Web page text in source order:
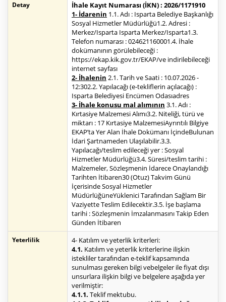
Detay
İhale Kayıt Numarası (İKN) : 2026/1171910
1- İdarenin 1.1. Adı : Isparta Belediye Başkanlığı
Sosyal Hizmetler Müdürlüğü1.2. Adresi :
Merkez/Isparta Isparta Merkez/Isparta1.3.
Telefon numarası : 024621160001.4. İhale
dokümanının görülebileceği :
https://ekap.kik.gov.tr/EKAP/ve indirilebileceği
internet sayfası
2- İhalenin 2.1. Tarih ve Saati : 10.07.2026 -
12:302.2. Yapılacağı (e-tekliflerin açılacağı) :
Isparta Belediyesi Encümen Odasıadres
3- İhale konusu mal alımının 3.1. Adı :
Kırtasiye Malzemesi Alımı3.2. Niteliği, türü ve
miktarı : 17 Kırtasiye MalzemesiAyrıntılı Bilgiye
EKAP’ta Yer Alan İhale Dokümanı İçindeBulunan
İdari Şartnameden Ulaşılabilir.3.3.
Yapılacağı/teslim edileceği yer : Sosyal
Hizmetler Müdürlüğü3.4. Süresi/teslim tarihi :
Malzemeler, Sözleşmenin İdarece Onaylandığı
Tarihten İtibaren30 (Otuz) Takvim Günü
İçerisinde Sosyal Hizmetler
MüdürlüğüneYüklenici Tarafından Sağlam Bir
Vaziyette Teslim Edilecektir.3.5. İşe başlama
tarihi : Sözleşmenin İmzalanmasını Takip Eden
Günden İtibaren
Yeterlilik
4- Katılım ve yeterlik kriterleri:
4.1. Katılım ve yeterlik kriterlerine ilişkin
istekliler tarafından e-teklif kapsamında
sunulması gereken bilgi vebelgeler ile fiyat dışı
unsurlara ilişkin bilgi ve belgelere aşağıda yer
verilmiştir:
4.1.1. Teklif mektubu.